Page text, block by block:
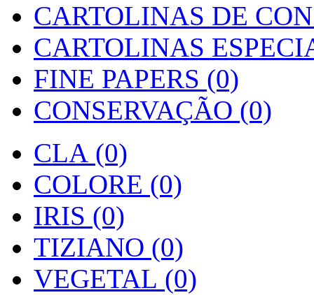
CARTOLINAS DE
CARTOLINAS
FINE PAPERS (0)
CONSERVAÇÃO (0)
CLA (0)
COLORE (0)
IRIS (0)
TIZIANO (0)
VEGETAL (0)